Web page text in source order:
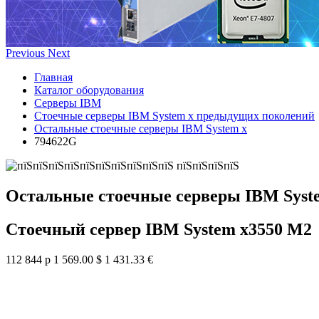
Previous Next
Главная
Каталог оборудования
Серверы IBM
Стоечные серверы IBM System x предыдущих поколений
Остальные стоечные серверы IBM System x
794622G
Остальные стоечные серверы IBM
Стоечный сервер IBM System x3550 M2
112 844 р 1 569.00 $ 1 431.33 €